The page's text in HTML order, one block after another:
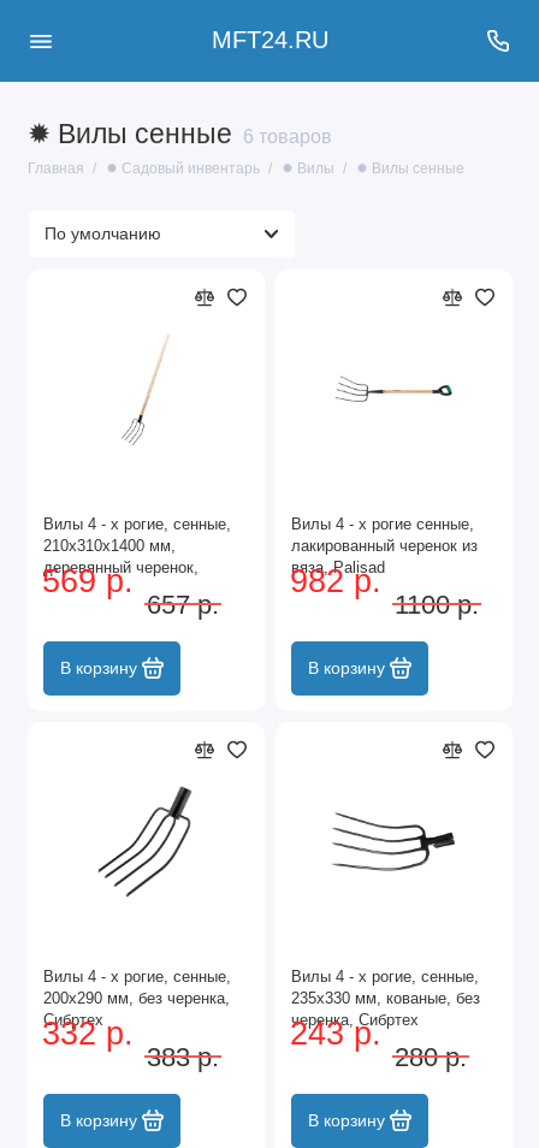
MFT24.RU
✹ Вилы сенные 6 товаров
Главная ✹ Садовый инвентарь ✹ Вилы ✹ Вилы сенные
Вилы 4 - х рогие, сенные,
210х310х1400 мм,
деревянный черенок,
Сибртех
569 р.
657 р.
В корзину
Вилы 4 - х рогие сенные,
лакированный черенок из
вяза, Palisad
982 р.
1100 р.
В корзину
Вилы 4 - х рогие, сенные,
200х290 мм, без черенка,
Сибртех
332 р.
383 р.
В корзину
Вилы 4 - х рогие, сенные,
235х330 мм, кованые, без
черенка, Сибртех
243 р.
280 р.
В корзину